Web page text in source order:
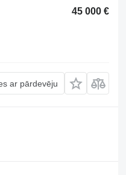
45 000 €
ar pārdevēju